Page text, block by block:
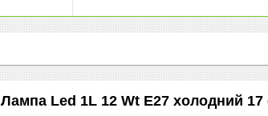
Лампа Led 1L 12 Wt E27 холодний 17